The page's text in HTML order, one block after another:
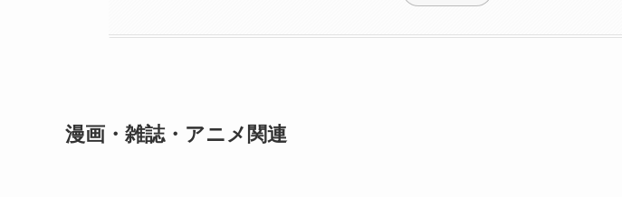
漫画・雑誌・アニメ関連